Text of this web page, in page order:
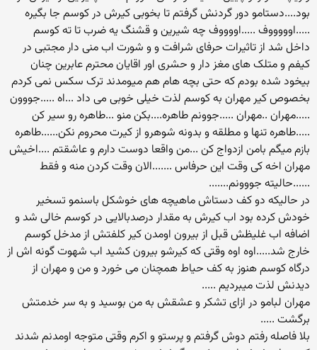
بود....دستامو دور گردنش گرفتم تا بخوبی کیرش در کوسم جا بگیره
.....اوووووف .....اووووف چه شیرین و قشنگ یه ضرب تا ته کوسم
داخل شد از تاثیرات حرفای شرافت و و شورت اب منی دار مجتبی در
کیفم و متلک های مغز دار و حشری اور اقایان محترم عابرین چنان
بیخود شده بودم که حتی بچه هام هم میومدند ترک سکس نمی کردم
بخصوص کیر مهران به کوسم لذت خیلی خوبی می داد ...اه .....جووون
.....مهران ..مهران .....جوونم طاهره....بکن منو ...طاهره رو سیر کن
.....طاهره تنها و مطلقه و بدونه شوهرو از کیرت محروم نکن......طاهره
بازم میگم بامن ازدواج کن ...من واقعا دوست دارم و عاشقتم ....اخیش
مهران اخه کی وقت این حرفاس .......الان وقت کردن منه و فقط
......حالیته جووونم.......
در حالیکه دو کف دستاش ماهیچه های خوشکل باسنمو تسخیر
خودش کرده بود اب کیرش به مقدار درصدبالایی در کوسم خالی شد و
اضافه اب غلیظش قبل از بیرون اومدن کیر کلفتش از مدخل کوسم
خارج شد.....اوه اوه وقتی که کیرشو بیرون کشید اب شهوت گونه اش از
درگاه کوسم هنوز به کف حیاط همچنان می خورد و من و مهران از
دیدنش لذت میبردیم .....
مهران لبامو در ازای تشکر و عشقش به من بوسید و به سر خدمتش
برگشت .....
بلا فاصله رفتم دوش گرفتم و پرستو و اکرم وقتی متوجه اومدنم شدند